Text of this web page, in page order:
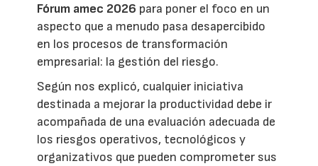
Fórum amec 2026 para poner el foco en un
aspecto que a menudo pasa desapercibido
en los procesos de transformación
empresarial: la gestión del riesgo.
Según nos explicó, cualquier iniciativa
destinada a mejorar la productividad debe ir
acompañada de una evaluación adecuada de
los riesgos operativos, tecnológicos y
organizativos que pueden comprometer sus